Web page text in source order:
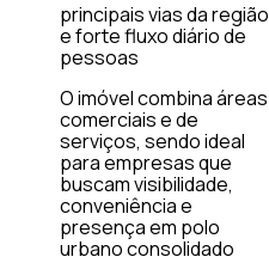
principais vias da região
e forte fluxo diário de
pessoas
O imóvel combina áreas
comerciais e de
serviços, sendo ideal
para empresas que
buscam visibilidade,
conveniência e
presença em polo
urbano consolidado